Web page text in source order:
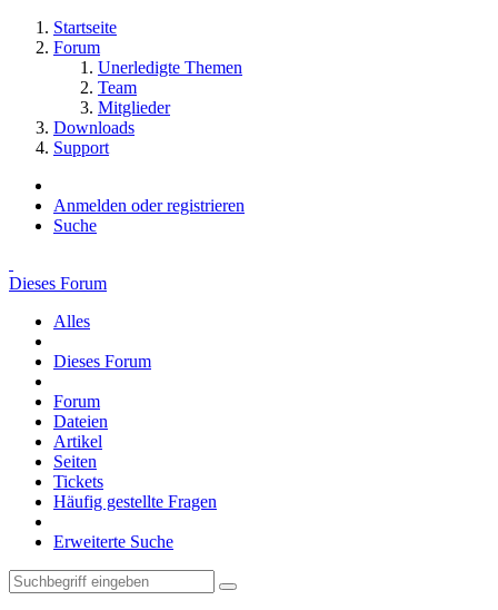
Startseite
Forum
Unerledigte Themen
Team
Mitglieder
Downloads
Support
Anmelden oder registrieren
Suche
Dieses Forum
Alles
Dieses Forum
Forum
Dateien
Artikel
Seiten
Tickets
Häufig gestellte Fragen
Erweiterte Suche